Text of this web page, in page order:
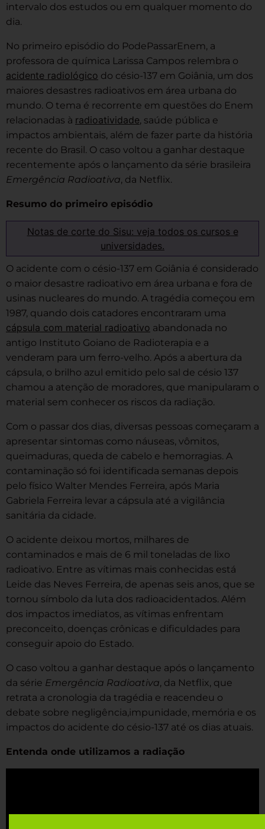
intervalo dos estudos ou em qualquer momento do
dia.
No primeiro episódio do PodePassarEnem, a
professora de química Larissa Campos relembra o
acidente radiológico do césio-137 em Goiânia, um dos
maiores desastres radioativos em área urbana do
mundo. O tema é recorrente em questões do Enem
relacionadas à radioatividade, saúde pública e
impactos ambientais, além de fazer parte da história
recente do Brasil. O caso voltou a ganhar destaque
recentemente após o lançamento da série brasileira
Emergência Radioativa, da Netflix.
Resumo do primeiro episódio
Notas de corte do Sisu: veja todos os cursos e
universidades.
O acidente com o césio-137 em Goiânia é considerado
o maior desastre radioativo em área urbana e fora de
usinas nucleares do mundo. A tragédia começou em
1987, quando dois catadores encontraram uma
cápsula com material radioativo abandonada no
antigo Instituto Goiano de Radioterapia e a
venderam para um ferro-velho. Após a abertura da
cápsula, o brilho azul emitido pelo sal de césio 137
chamou a atenção de moradores, que manipularam o
material sem conhecer os riscos da radiação.
Com o passar dos dias, diversas pessoas começaram a
apresentar sintomas como náuseas, vômitos,
queimaduras, queda de cabelo e hemorragias. A
contaminação só foi identificada semanas depois
pelo físico Walter Mendes Ferreira, após Maria
Gabriela Ferreira levar a cápsula até a vigilância
sanitária da cidade.
O acidente deixou mortos, milhares de
contaminados e mais de 6 mil toneladas de lixo
radioativo. Entre as vítimas mais conhecidas está
Leide das Neves Ferreira, de apenas seis anos, que se
tornou símbolo da luta dos radioacidentados. Além
dos impactos imediatos, as vítimas enfrentam
preconceito, doenças crônicas e dificuldades para
conseguir apoio do Estado.
O caso voltou a ganhar destaque após o lançamento
da série Emergência Radioativa, da Netflix, que
retrata a cronologia da tragédia e reacendeu o
debate sobre negligência,impunidade, memória e os
impactos do acidente do césio-137 até os dias atuais.
Entenda onde utilizamos a radiação